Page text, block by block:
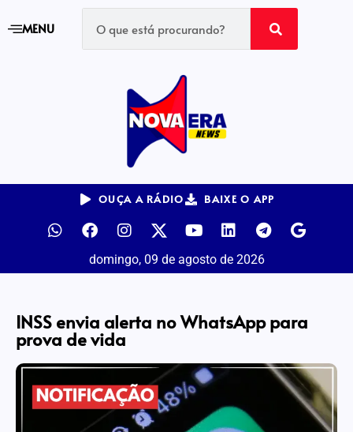
MENU
OUÇA A RÁDIO BAIXE O APP
domingo, 09 de agosto de 2026
INSS envia alerta no WhatsApp para
prova de vida